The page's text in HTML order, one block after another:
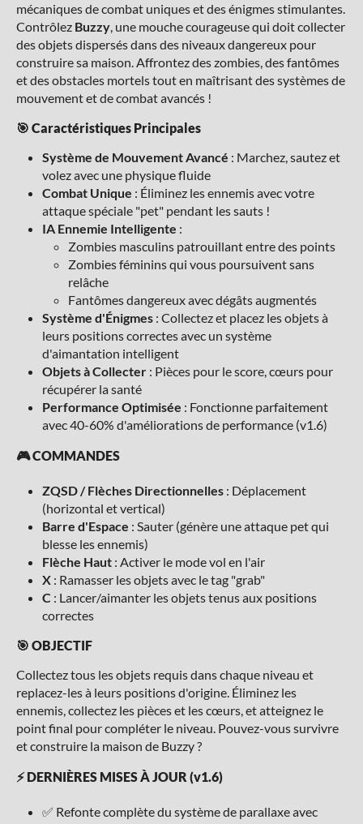
mécaniques de combat uniques et des énigmes stimulantes.
Contrôlez Buzzy, une mouche courageuse qui doit collecter
des objets dispersés dans des niveaux dangereux pour
construire sa maison. Affrontez des zombies, des fantômes
et des obstacles mortels tout en maîtrisant des systèmes de
mouvement et de combat avancés !
🎯 Caractéristiques Principales
Système de Mouvement Avancé : Marchez, sautez et
volez avec une physique fluide
Combat Unique : Éliminez les ennemis avec votre
attaque spéciale "pet" pendant les sauts !
IA Ennemie Intelligente :
Zombies masculins patrouillant entre des points
Zombies féminins qui vous poursuivent sans
relâche
Fantômes dangereux avec dégâts augmentés
Système d'Énigmes : Collectez et placez les objets à
leurs positions correctes avec un système
d'aimantation intelligent
Objets à Collecter : Pièces pour le score, cœurs pour
récupérer la santé
Performance Optimisée : Fonctionne parfaitement
avec 40-60% d'améliorations de performance (v1.6)
🎮 COMMANDES
ZQSD / Flèches Directionnelles : Déplacement
(horizontal et vertical)
Barre d'Espace : Sauter (génère une attaque pet qui
blesse les ennemis)
Flèche Haut : Activer le mode vol en l'air
X : Ramasser les objets avec le tag "grab"
C : Lancer/aimanter les objets tenus aux positions
correctes
🎯 OBJECTIF
Collectez tous les objets requis dans chaque niveau et
replacez-les à leurs positions d'origine. Éliminez les
ennemis, collectez les pièces et les cœurs, et atteignez le
point final pour compléter le niveau. Pouvez-vous survivre
et construire la maison de Buzzy ?
⚡ DERNIÈRES MISES À JOUR (v1.6)
✅ Refonte complète du système de parallaxe avec